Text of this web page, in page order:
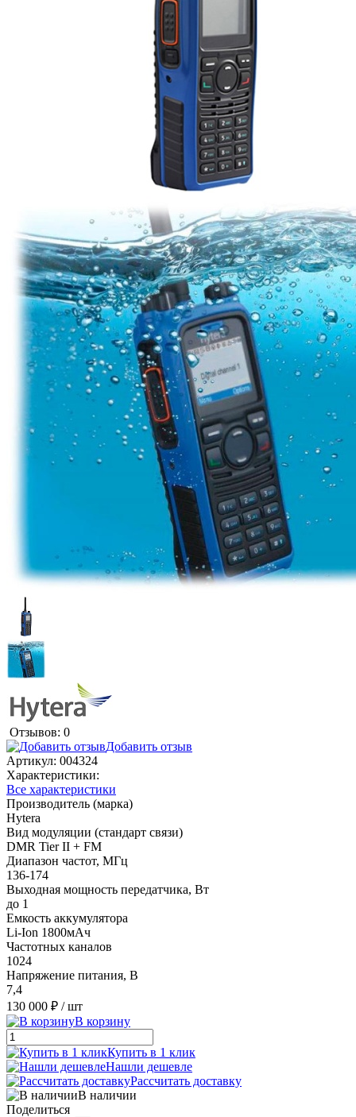
Отзывов: 0
Добавить отзыв
Артикул: 004324
Характеристики:
Все характеристики
Производитель (марка)
Hytera
Вид модуляции (стандарт связи)
DMR Tier II + FM
Диапазон частот, МГц
136-174
Выходная мощность передатчика, Вт
до 1
Емкость аккумулятора
Li-Ion 1800мАч
Частотных каналов
1024
Напряжение питания, В
7,4
130 000 ₽ / шт
В корзину
Купить в 1 клик
Нашли дешевле
Рассчитать доставку
В наличии
Поделиться